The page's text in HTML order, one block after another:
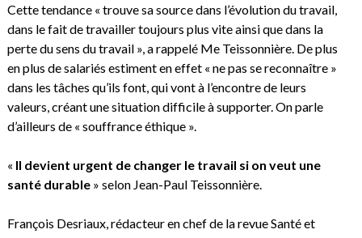
Cette tendance « trouve sa source dans l’évolution du travail,
dans le fait de travailler toujours plus vite ainsi que dans la
perte du sens du travail », a rappelé Me Teissonnière. De plus
en plus de salariés estiment en effet « ne pas se reconnaître »
dans les tâches qu’ils font, qui vont à l’encontre de leurs
valeurs, créant une situation difficile à supporter. On parle
d’ailleurs de « souffrance éthique ».
« Il devient urgent de changer le travail si on veut une
santé durable» selon Jean-Paul Teissonnière.
François Desriaux, rédacteur en chef de la revue Santé et